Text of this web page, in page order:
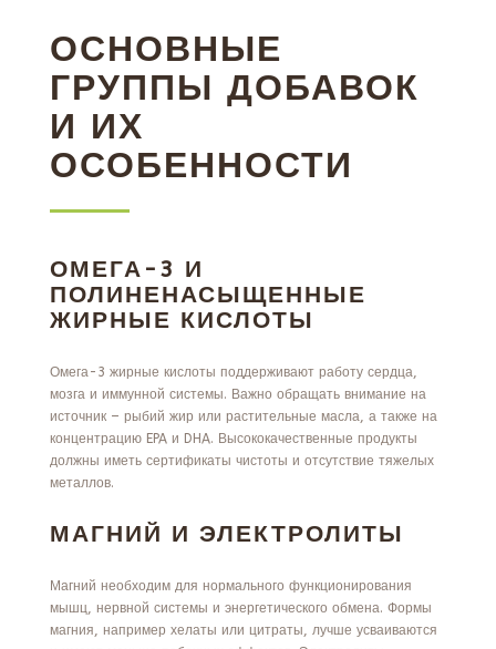
ОСНОВНЫЕ
ГРУППЫ ДОБАВОК
И ИХ
ОСОБЕННОСТИ
ОМЕГА-3 И
ПОЛИНЕНАСЫЩЕННЫЕ
ЖИРНЫЕ КИСЛОТЫ
Омега-3 жирные кислоты поддерживают работу сердца,
мозга и иммунной системы. Важно обращать внимание на
источник – рыбий жир или растительные масла, а также на
концентрацию EPA и DHA. Высококачественные продукты
должны иметь сертификаты чистоты и отсутствие тяжелых
металлов.
МАГНИЙ И ЭЛЕКТРОЛИТЫ
Магний необходим для нормального функционирования
мышц, нервной системы и энергетического обмена. Формы
магния, например хелаты или цитраты, лучше усваиваются